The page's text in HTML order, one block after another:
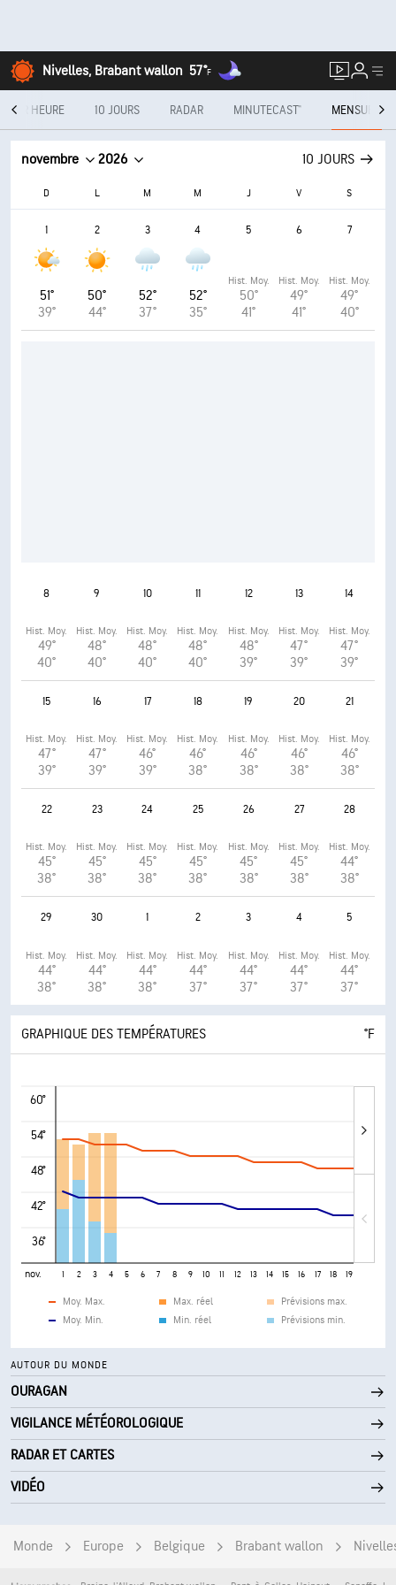
Nivelles, Brabant wallon 57°F
PAR HEURE 10 JOURS RADAR MINUTECAST® MENSUEL
novembre 2026 10 JOURS
D L M M J V S
1
51°
39°
2
50°
44°
3
52°
37°
4
52°
35°
5
Hist. Moy.
50°
41°
6
Hist. Moy.
49°
41°
7
Hist. Moy.
49°
40°
8
Hist. Moy.
49°
40°
9
Hist. Moy.
48°
40°
10
Hist. Moy.
48°
40°
11
Hist. Moy.
48°
40°
12
Hist. Moy.
48°
39°
13
Hist. Moy.
47°
39°
14
Hist. Moy.
47°
39°
15
Hist. Moy.
47°
39°
16
Hist. Moy.
47°
39°
17
Hist. Moy.
46°
39°
18
Hist. Moy.
46°
38°
19
Hist. Moy.
46°
38°
20
Hist. Moy.
46°
38°
21
Hist. Moy.
46°
38°
22
Hist. Moy.
45°
38°
23
Hist. Moy.
45°
38°
24
Hist. Moy.
45°
38°
25
Hist. Moy.
45°
38°
26
Hist. Moy.
45°
38°
27
Hist. Moy.
45°
38°
28
Hist. Moy.
44°
38°
29
Hist. Moy.
44°
38°
30
Hist. Moy.
44°
38°
1
Hist. Moy.
44°
38°
2
Hist. Moy.
44°
37°
3
Hist. Moy.
44°
37°
4
Hist. Moy.
44°
37°
5
Hist. Moy.
44°
37°
GRAPHIQUE DES TEMPÉRATURES °F
60°
54°
48°
42°
36°
nov. 1 2 3 4 5 6 7 8 9 10 11 12 13 14 15 16 17 18 19
Moy. Max.
Moy. Min.
Max. réel
Min. réel
Prévisions max.
Prévisions min.
AUTOUR DU MONDE
OURAGAN
VIGILANCE MÉTÉOROLOGIQUE
RADAR ET CARTES
VIDÉO
Monde Europe Belgique Brabant wallon